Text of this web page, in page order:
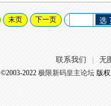
末页 下一页 选
联系我们 无
©2003-2022 极限新码皇主论坛版权